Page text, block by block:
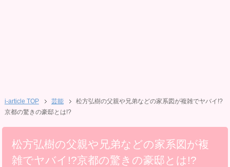
i-article TOP 芸能
松方弘樹の父親や兄弟などの家系図が複雑でヤバイ!?
京都の驚きの豪邸とは!?
松方弘樹の父親や兄弟などの家系図が複
雑でヤバイ!?京都の驚きの豪邸とは!?